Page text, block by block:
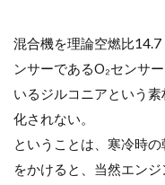
混合機を理論空燃比
ンサーであるO₂センサ
いるジルコニアという
化されない。
ということは、寒冷時
をかけると、当然エン